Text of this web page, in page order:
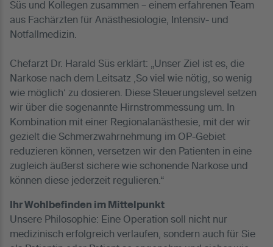
Süs und Kollegen zusammen – einem erfahrenen Team
aus Fachärzten für Anästhesiologie, Intensiv- und
Notfallmedizin.
Chefarzt Dr. Harald Süs erklärt: „Unser Ziel ist es, die
Narkose nach dem Leitsatz ,So viel wie nötig, so wenig
wie möglich‘ zu dosieren. Diese Steuerungslevel setzen
wir über die sogenannte Hirnstrommessung um. In
Kombination mit einer Regionalanästhesie, mit der wir
gezielt die Schmerzwahrnehmung im OP-Gebiet
reduzieren können, versetzen wir den Patienten in eine
zugleich äußerst sichere wie schonende Narkose und
können diese jederzeit regulieren.“
Ihr Wohlbefinden im Mittelpunkt
Unsere Philosophie: Eine Operation soll nicht nur
medizinisch erfolgreich verlaufen, sondern auch für Sie